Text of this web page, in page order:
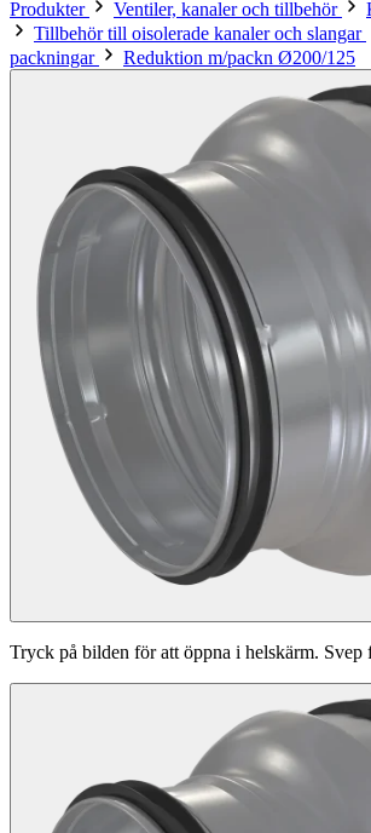
Produkter Ventiler, kanaler och tillbehör
Tillbehör till oisolerade kanaler och slangar
packningar
Reduktion m/packn Ø200/125
Tryck på bilden för att öppna i helskärm. Svep